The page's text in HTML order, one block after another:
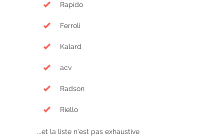
Rapido
Ferroli
Kalard
acv
Radson
Riello
...et la liste n'est pas exhaustive